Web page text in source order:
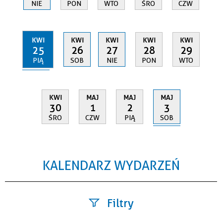
NIE PON WTO ŚRO CZW
KWI
25
PIĄ
KWI
26
SOB
KWI
27
NIE
KWI
28
PON
KWI
29
WTO
KWI
30
ŚRO
MAJ
1
CZW
MAJ
2
PIĄ
MAJ
3
SOB
KALENDARZ WYDARZEŃ
Filtry